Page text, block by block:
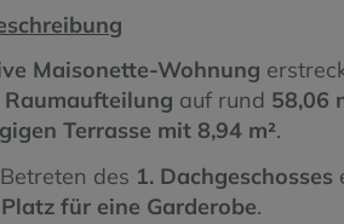
Maisonette-Wohnung
auf rund 58,06
Terrasse mit 8,94 m².
des 1. Dachgeschosses
für eine Garderobe.